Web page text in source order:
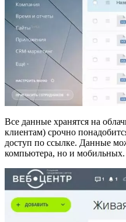
Все данные хранятся на
клиентам) срочно
доступ по ссылке. Данные
компьютера, но и мобильных.